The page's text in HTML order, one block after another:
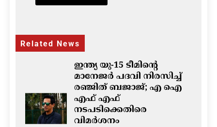
Related News
ഇന്ത്യ യു-15 ടീമിന്റെ
മാനേജർ പദവി നിരസിച്ച്
രഞ്ജിത് ബജാജ്; എ ഐ
എഫ് എഫ്
നടപടിക്കെതിരെ
വിമർശനം